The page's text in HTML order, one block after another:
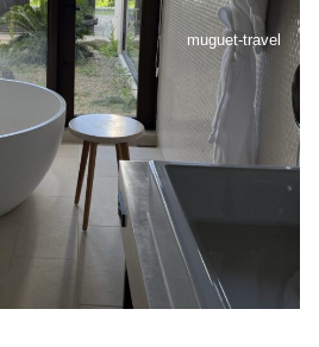
muguet-travel